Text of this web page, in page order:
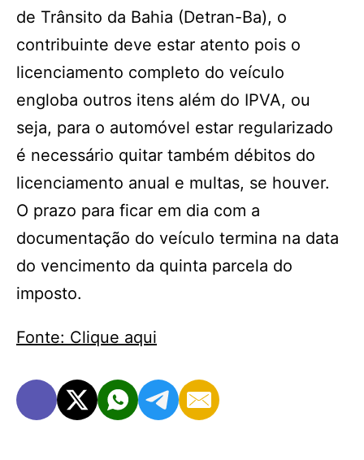
de Trânsito da Bahia (Detran-Ba), o
contribuinte deve estar atento pois o
licenciamento completo do veículo
engloba outros itens além do IPVA, ou
seja, para o automóvel estar regularizado
é necessário quitar também débitos do
licenciamento anual e multas, se houver.
O prazo para ficar em dia com a
documentação do veículo termina na data
do vencimento da quinta parcela do
imposto.
Fonte: Clique aqui